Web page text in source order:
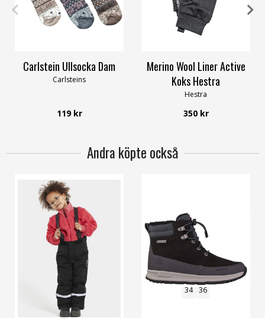
37/39 40/42
Carlstein Ullsocka Dam
Carlsteins
119 kr
4 5 6 8
Merino Wool Liner Active
Koks Hestra
Hestra
350 kr
Andra köpte också
110 130 34 36